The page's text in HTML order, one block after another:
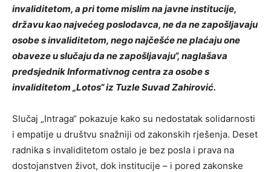
invaliditetom, a pri tome mislim na javne institucije,
državu kao najvećeg poslodavca, ne da ne zapošljavaju
osobe s invaliditetom, nego najčešće ne plaćaju one
obaveze u slučaju da ne zapošljavaju“, naglašava
predsjednik Informativnog centra za osobe s
invaliditetom „Lotos“ iz Tuzle Suvad Zahirović.
Slučaj „Intraga“ pokazuje kako su nedostatak solidarnosti
i empatije u društvu snažniji od zakonskih rješenja. Deset
radnika s invaliditetom ostalo je bez posla i prava na
dostojanstven život, dok institucije – i pored zakonske